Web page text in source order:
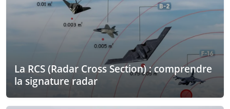
La RCS (Radar Cross Section) : comprendre
la signature radar